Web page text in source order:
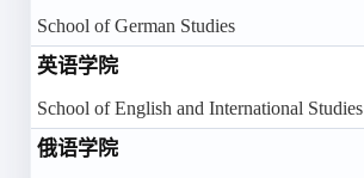
School of German Studies
英语学院
School of English and International Studies
俄语学院